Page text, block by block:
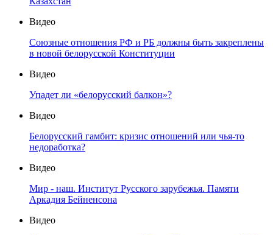
Видео
Союзные отношения РФ и РБ должны быть закреплены
в новой белорусской Конституции
Видео
Упадет ли «белорусский балкон»?
Видео
Белорусский гамбит: кризис отношений или чья-то
недоработка?
Видео
Мир - наш. Институт Русского зарубежья. Памяти
Аркадия Бейненсона
Видео